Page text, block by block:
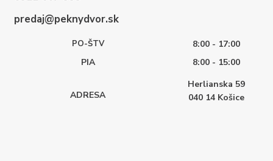
predaj@peknydvor.sk
PO-ŠTV
8:00 - 17:00
PIA
8:00 - 15:00
ADRESA
Herlianska 59
040 14 Košice